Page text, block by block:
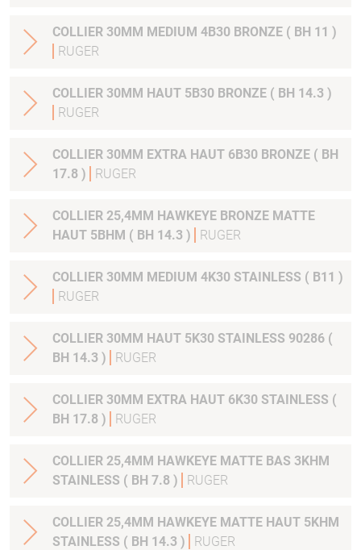
COLLIER 30MM MEDIUM 4B30 BRONZE ( BH 11 )
RUGER
COLLIER 30MM HAUT 5B30 BRONZE ( BH 14.3 )
RUGER
COLLIER 30MM EXTRA HAUT 6B30 BRONZE ( BH
17.8 )
RUGER
COLLIER 25,4MM HAWKEYE BRONZE MATTE
HAUT 5BHM ( BH 14.3 )
RUGER
COLLIER 30MM MEDIUM 4K30 STAINLESS ( B11 )
RUGER
COLLIER 30MM HAUT 5K30 STAINLESS 90286 (
BH 14.3 )
RUGER
COLLIER 30MM EXTRA HAUT 6K30 STAINLESS (
BH 17.8 )
RUGER
COLLIER 25,4MM HAWKEYE MATTE BAS 3KHM
STAINLESS ( BH 7.8 )
RUGER
COLLIER 25,4MM HAWKEYE MATTE HAUT 5KHM
STAINLESS ( BH 14.3 )
RUGER